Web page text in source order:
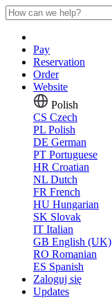
Pay
Reservation
Order
Website
Polish
CS Czech
PL Polish
DE German
PT Portuguese
HR Croatian
NL Dutch
FR French
HU Hungarian
SK Slovak
IT Italian
GB English (UK)
RO Romanian
ES Spanish
Zaloguj się
Updates